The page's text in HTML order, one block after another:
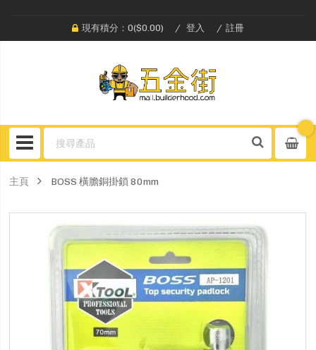
現有積分：0($0.00) 登入 註冊
主頁 BOSS 橫膽銅掛鎖 80mm